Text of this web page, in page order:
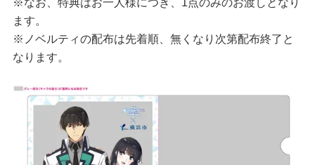
※なお、特典はお一人様につき、1点のみのお渡しとなり
ます。
※ノベルティの配布は先着順、無くなり次第配布終了と
なります。